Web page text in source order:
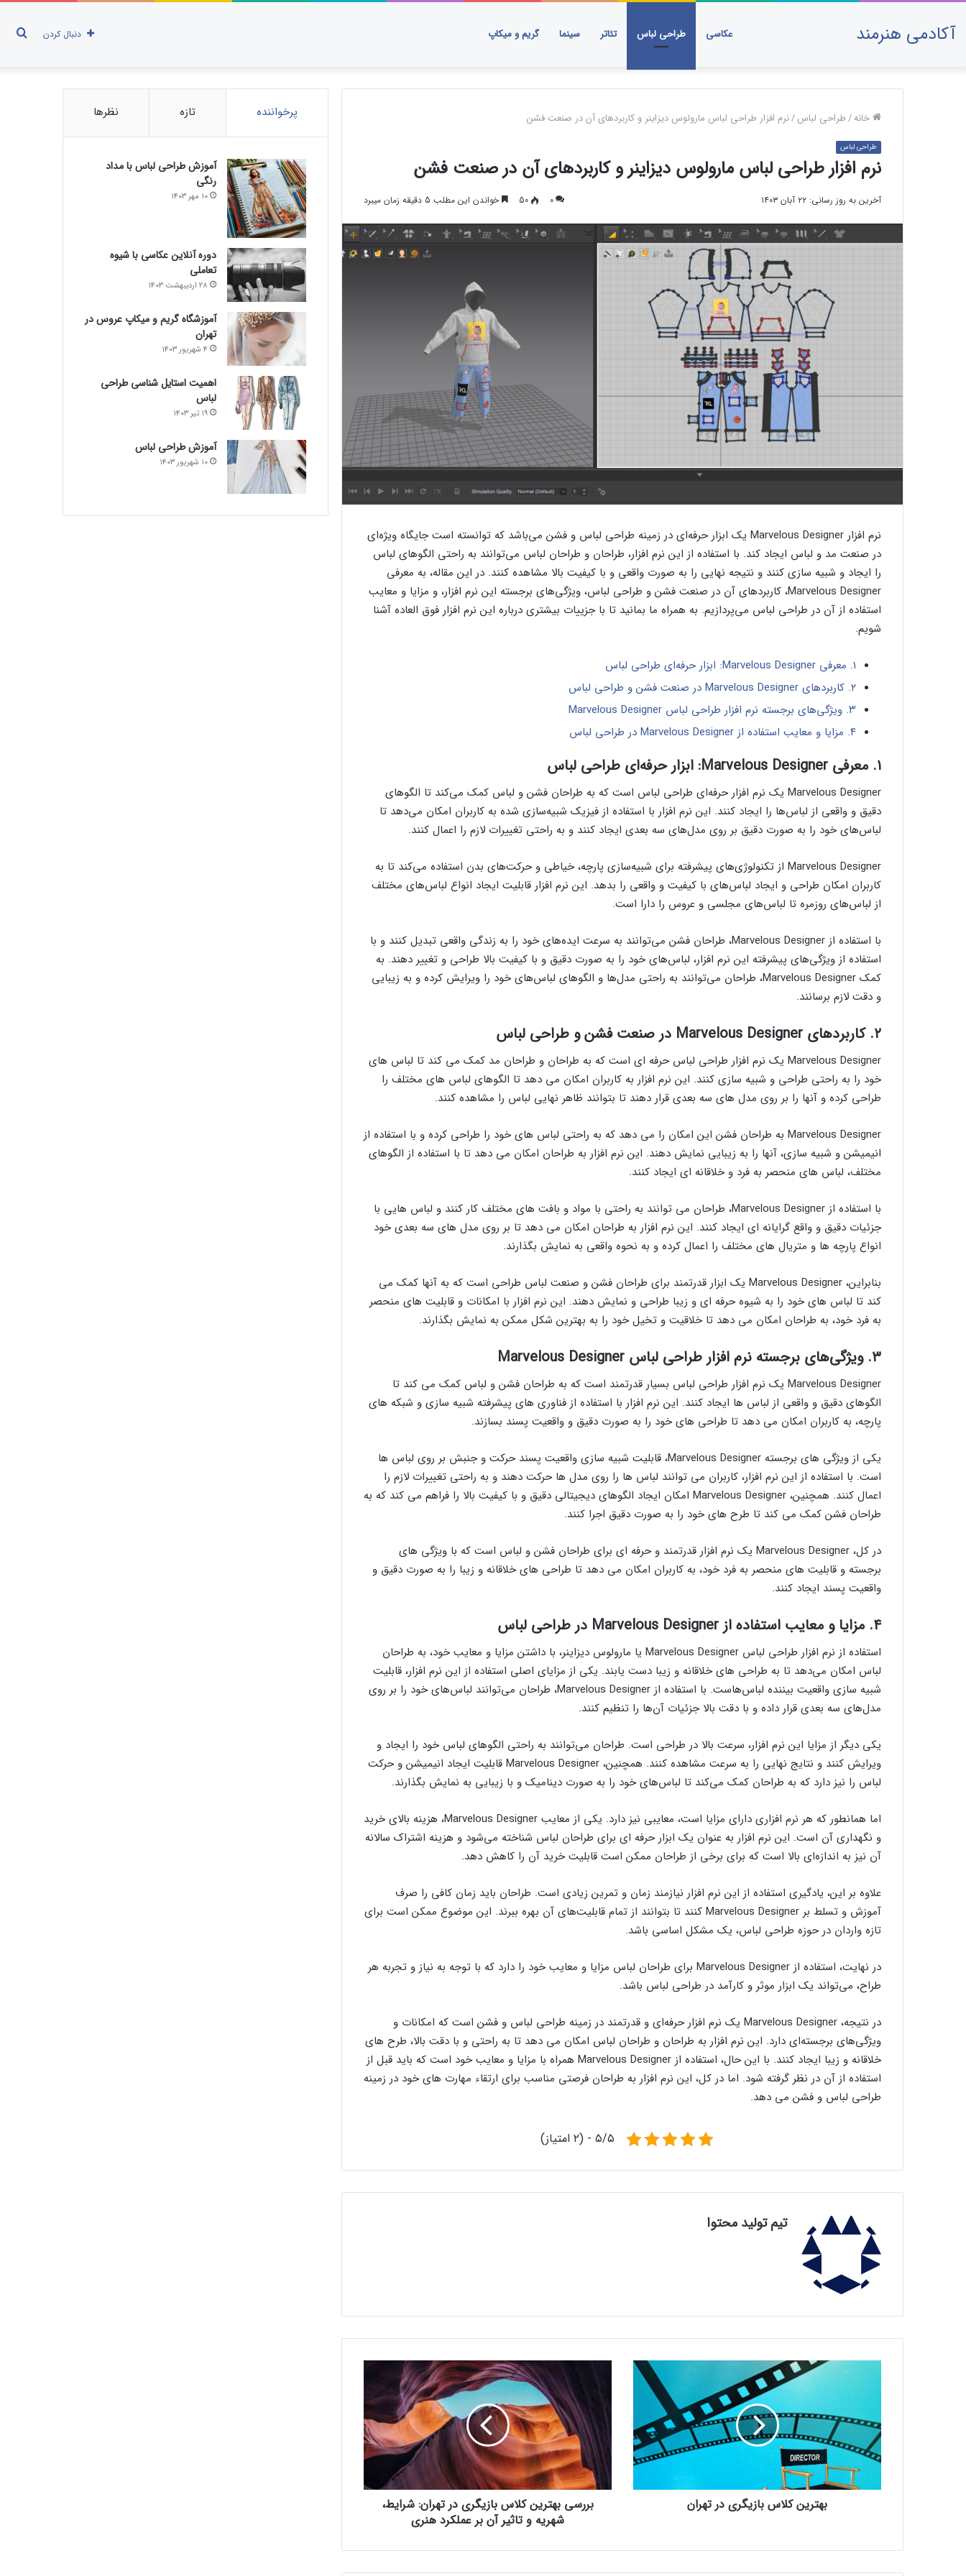
آکادمی هنرمند عکاسی طراحی لباس تئاتر سینما گریم و میکاپ دنبال کردن
خانه/طراحی لباس/نرم افزار طراحی لباس مارولوس دیزاینر و کاربردهای آن در صنعت فشن
طراحی لباس
نرم افزار طراحی لباس مارولوس دیزاینر و کاربردهای آن در صنعت فشن
آخرین به روز رسانی: ۲۲ آبان ۱۴۰۳ ۰ 50 خواندن این مطلب 5 دقیقه زمان میبرد
نرم افزار Marvelous Designer یک ابزار حرفه‌ای در زمینه طراحی لباس و فشن می‌باشد که توانسته است جایگاه ویژه‌ای
در صنعت مد و لباس ایجاد کند. با استفاده از این نرم افزار، طراحان و طراحان لباس می‌توانند به راحتی الگوهای لباس
را ایجاد و شبیه سازی کنند و نتیجه نهایی را به صورت واقعی و با کیفیت بالا مشاهده کنند. در این مقاله، به معرفی
Marvelous Designer، کاربردهای آن در صنعت فشن و طراحی لباس، ویژگی‌های برجسته این نرم افزار، و مزایا و معایب
استفاده از آن در طراحی لباس می‌پردازیم. به همراه ما بمانید تا با جزییات بیشتری درباره این نرم افزار فوق العاده آشنا
شویم.
۱. معرفی Marvelous Designer: ابزار حرفه‌ای طراحی لباس
۲. کاربردهای Marvelous Designer در صنعت فشن و طراحی لباس
۳. ویژگی‌های برجسته نرم افزار طراحی لباس Marvelous Designer
۴. مزایا و معایب استفاده از Marvelous Designer در طراحی لباس
۱. معرفی Marvelous Designer: ابزار حرفه‌ای طراحی لباس
Marvelous Designer یک نرم افزار حرفه‌ای طراحی لباس است که به طراحان فشن و لباس کمک می‌کند تا الگوهای
دقیق و واقعی از لباس‌ها را ایجاد کنند. این نرم افزار با استفاده از فیزیک شبیه‌سازی شده به کاربران امکان می‌دهد تا
لباس‌های خود را به صورت دقیق بر روی مدل‌های سه بعدی ایجاد کنند و به راحتی تغییرات لازم را اعمال کنند.
Marvelous Designer از تکنولوژی‌های پیشرفته برای شبیه‌سازی پارچه، خیاطی و حرکت‌های بدن استفاده می‌کند تا به
کاربران امکان طراحی و ایجاد لباس‌های با کیفیت و واقعی را بدهد. این نرم افزار قابلیت ایجاد انواع لباس‌های مختلف
از لباس‌های روزمره تا لباس‌های مجلسی و عروس را دارا است.
با استفاده از Marvelous Designer، طراحان فشن می‌توانند به سرعت ایده‌های خود را به زندگی واقعی تبدیل کنند و با
استفاده از ویژگی‌های پیشرفته این نرم افزار، لباس‌های خود را به صورت دقیق و با کیفیت بالا طراحی و تغییر دهند. به
کمک Marvelous Designer، طراحان می‌توانند به راحتی مدل‌ها و الگوهای لباس‌های خود را ویرایش کرده و به زیبایی
و دقت لازم برسانند.
۲. کاربردهای Marvelous Designer در صنعت فشن و طراحی لباس
Marvelous Designer یک نرم افزار طراحی لباس حرفه ای است که به طراحان و طراحان مد کمک می کند تا لباس های
خود را به راحتی طراحی و شبیه سازی کنند. این نرم افزار به کاربران امکان می دهد تا الگوهای لباس های مختلف را
طراحی کرده و آنها را بر روی مدل های سه بعدی قرار دهند تا بتوانند ظاهر نهایی لباس را مشاهده کنند.
Marvelous Designer به طراحان فشن این امکان را می دهد که به راحتی لباس های خود را طراحی کرده و با استفاده از
انیمیشن و شبیه سازی، آنها را به زیبایی نمایش دهند. این نرم افزار به طراحان امکان می دهد تا با استفاده از الگوهای
مختلف، لباس های منحصر به فرد و خلاقانه ای ایجاد کنند.
با استفاده از Marvelous Designer، طراحان می توانند به راحتی با مواد و بافت های مختلف کار کنند و لباس هایی با
جزئیات دقیق و واقع گرایانه ای ایجاد کنند. این نرم افزار به طراحان امکان می دهد تا بر روی مدل های سه بعدی خود
انواع پارچه ها و متریال های مختلف را اعمال کرده و به نحوه واقعی به نمایش بگذارند.
بنابراین، Marvelous Designer یک ابزار قدرتمند برای طراحان فشن و صنعت لباس طراحی است که به آنها کمک می
کند تا لباس های خود را به شیوه حرفه ای و زیبا طراحی و نمایش دهند. این نرم افزار با امکانات و قابلیت های منحصر
به فرد خود، به طراحان امکان می دهد تا خلاقیت و تخیل خود را به بهترین شکل ممکن به نمایش بگذارند.
۳. ویژگی‌های برجسته نرم افزار طراحی لباس Marvelous Designer
Marvelous Designer یک نرم افزار طراحی لباس بسیار قدرتمند است که به طراحان فشن و لباس کمک می کند تا
الگوهای دقیق و واقعی از لباس ها ایجاد کنند. این نرم افزار با استفاده از فناوری های پیشرفته شبیه سازی و شبکه های
پارچه، به کاربران امکان می دهد تا طراحی های خود را به صورت دقیق و واقعیت پسند بسازند.
یکی از ویژگی های برجسته Marvelous Designer، قابلیت شبیه سازی واقعیت پسند حرکت و جنبش بر روی لباس ها
است. با استفاده از این نرم افزار، کاربران می توانند لباس ها را روی مدل ها حرکت دهند و به راحتی تغییرات لازم را
اعمال کنند. همچنین، Marvelous Designer امکان ایجاد الگوهای دیجیتالی دقیق و با کیفیت بالا را فراهم می کند که به
طراحان فشن کمک می کند تا طرح های خود را به صورت دقیق اجرا کنند.
در کل، Marvelous Designer یک نرم افزار قدرتمند و حرفه ای برای طراحان فشن و لباس است که با ویژگی های
برجسته و قابلیت های منحصر به فرد خود، به کاربران امکان می دهد تا طراحی های خلاقانه و زیبا را به صورت دقیق و
واقعیت پسند ایجاد کنند.
۴. مزایا و معایب استفاده از Marvelous Designer در طراحی لباس
استفاده از نرم افزار طراحی لباس Marvelous Designer یا مارولوس دیزاینر، با داشتن مزایا و معایب خود، به طراحان
لباس امکان می‌دهد تا به طراحی های خلاقانه و زیبا دست یابند. یکی از مزایای اصلی استفاده از این نرم افزار، قابلیت
شبیه سازی واقعیت بیننده لباس‌هاست. با استفاده از Marvelous Designer، طراحان می‌توانند لباس‌های خود را بر روی
مدل‌های سه بعدی قرار داده و با دقت بالا جزئیات آن‌ها را تنظیم کنند.
یکی دیگر از مزایا این نرم افزار، سرعت بالا در طراحی است. طراحان می‌توانند به راحتی الگوهای لباس خود را ایجاد و
ویرایش کنند و نتایج نهایی را به سرعت مشاهده کنند. همچنین، Marvelous Designer قابلیت ایجاد انیمیشن و حرکت
لباس را نیز دارد که به طراحان کمک می‌کند تا لباس‌های خود را به صورت دینامیک و با زیبایی به نمایش بگذارند.
اما همانطور که هر نرم افزاری دارای مزایا است، معایبی نیز دارد. یکی از معایب Marvelous Designer، هزینه بالای خرید
و نگهداری آن است. این نرم افزار به عنوان یک ابزار حرفه ای برای طراحان لباس شناخته می‌شود و هزینه اشتراک سالانه
آن نیز به اندازه‌ای بالا است که برای برخی از طراحان ممکن است قابلیت خرید آن را کاهش دهد.
علاوه بر این، یادگیری استفاده از این نرم افزار نیازمند زمان و تمرین زیادی است. طراحان باید زمان کافی را صرف
آموزش و تسلط بر Marvelous Designer کنند تا بتوانند از تمام قابلیت‌های آن بهره ببرند. این موضوع ممکن است برای
تازه واردان در حوزه طراحی لباس، یک مشکل اساسی باشد.
در نهایت، استفاده از Marvelous Designer برای طراحان لباس مزایا و معایب خود را دارد که با توجه به نیاز و تجربه هر
طراح، می‌تواند یک ابزار موثر و کارآمد در طراحی لباس باشد.
در نتیجه، Marvelous Designer یک نرم افزار حرفه‌ای و قدرتمند در زمینه طراحی لباس و فشن است که امکانات و
ویژگی‌های برجسته‌ای دارد. این نرم افزار به طراحان و طراحان لباس امکان می دهد تا به راحتی و با دقت بالا، طرح های
خلاقانه و زیبا ایجاد کنند. با این حال، استفاده از Marvelous Designer همراه با مزایا و معایب خود است که باید قبل از
استفاده از آن در نظر گرفته شود. اما در کل، این نرم افزار به طراحان فرصتی مناسب برای ارتقاء مهارت های خود در زمینه
طراحی لباس و فشن می دهد.
۵/۵ - (۲ امتیاز)
تیم تولید محتوا
بهترین کلاس بازیگری در تهران
بررسی بهترین کلاس بازیگری در تهران: شرایط،
شهریه و تاثیر آن بر عملکرد هنری
پرخواننده تازه نظرها
آموزش طراحی لباس با مداد
رنگی
۱۰ مهر ۱۴۰۳
دوره آنلاین عکاسی با شیوه
تعاملی
۲۸ اردیبهشت ۱۴۰۳
آموزشگاه گریم و میکاپ عروس در
تهران
۴ شهریور ۱۴۰۳
اهمیت استایل شناسی طراحی
لباس
۱۹ تیر ۱۴۰۳
آموزش طراحی لباس
۱۰ شهریور ۱۴۰۳